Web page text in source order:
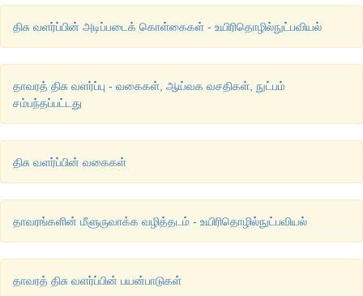
திசு வளர்ப்பின் அடிப்படைக் கொள்கைகள் - உயிரிதொழில்நுட்பவியல்
தாவரத் திசு வளர்ப்பு - வகைகள், ஆய்வக வசதிகள், நுட்பம்
சம்பந்தப்பட்டது
திசு வளர்ப்பின் வகைகள்
தாவரங்களின் மீளுருவாக்க வழித்தடம் - உயிரிதொழில்நுட்பவியல்
தாவரத் திசு வளர்ப்பின் பயன்பாடுகள்